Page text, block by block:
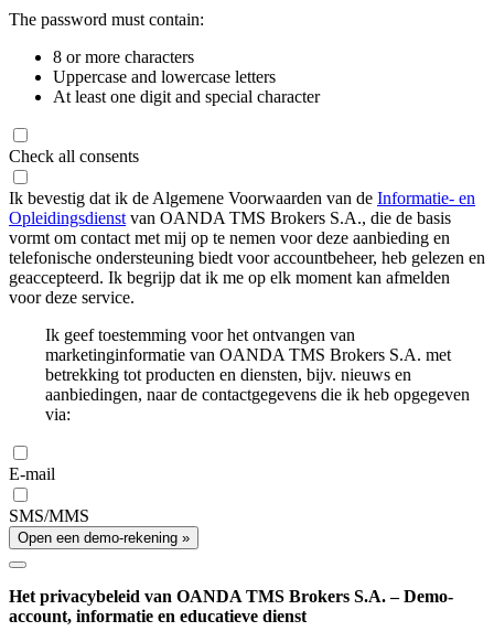
The password must contain:
8 or more characters
Uppercase and lowercase letters
At least one digit and special character
Check all consents
Ik bevestig dat ik de Algemene Voorwaarden van de Informatie- en
Opleidingsdienst van OANDA TMS Brokers S.A., die de basis
vormt om contact met mij op te nemen voor deze aanbieding en
telefonische ondersteuning biedt voor accountbeheer, heb gelezen en
geaccepteerd. Ik begrijp dat ik me op elk moment kan afmelden
voor deze service.
Ik geef toestemming voor het ontvangen van
marketinginformatie van OANDA TMS Brokers S.A. met
betrekking tot producten en diensten, bijv. nieuws en
aanbiedingen, naar de contactgegevens die ik heb opgegeven
via:
E-mail
SMS/MMS
Open een demo-rekening »
Het privacybeleid van OANDA TMS Brokers S.A. – Demo-
account, informatie en educatieve dienst